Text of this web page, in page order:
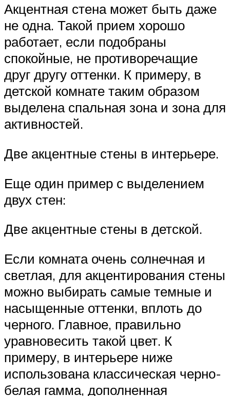
Акцентная стена может быть даже
не одна. Такой прием хорошо
работает, если подобраны
спокойные, не противоречащие
друг другу оттенки. К примеру, в
детской комнате таким образом
выделена спальная зона и зона для
активностей.
Две акцентные стены в интерьере.
Еще один пример с выделением
двух стен:
Две акцентные стены в детской.
Если комната очень солнечная и
светлая, для акцентирования стены
можно выбирать самые темные и
насыщенные оттенки, вплоть до
черного. Главное, правильно
уравновесить такой цвет. К
примеру, в интерьере ниже
использована классическая черно-
белая гамма, дополненная